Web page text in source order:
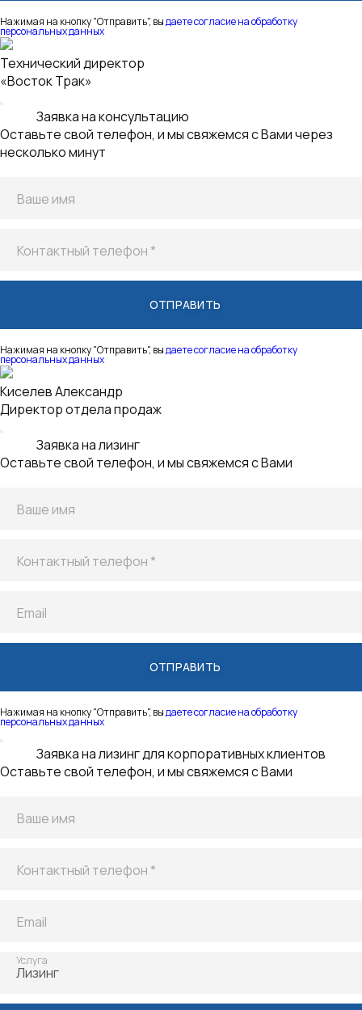
Киселев Александр
Директор отдела продаж
Заявка на лизинг
Ваше имя
Контактный телефон *
Email
Нажимая на кнопку "Отправить", выдаете согласие на обработку
персональных данных
Заявка на лизинг для корпоративных клиентов
Оставьте свой телефон, и мы свяжемся с Вами
Ваше имя
Контактный телефон *
Email
Нажимая на кнопку "Отправить", выдаете согласие на обработку
персональных данных
Благодарим
за заявку!